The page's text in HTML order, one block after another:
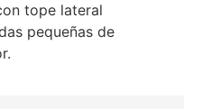
tope lateral
pequeñas de